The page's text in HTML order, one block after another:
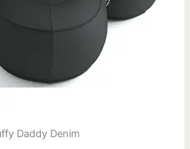
Daddy Denim